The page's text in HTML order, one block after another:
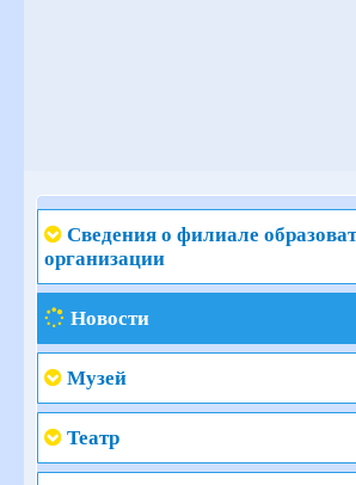
Сведения о филиале
организации
Новости
Музей
Театр